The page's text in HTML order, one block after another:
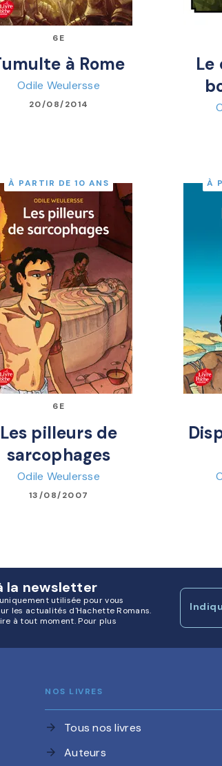
6E
à Rome
Odile Weulersse
20/08/2014
Le
À PARTIR DE 10 ANS
6E
Les pilleurs de
sarcophages
Odile Weulersse
13/08/2007
À
la newsletter
utilisée pour vous
les actualités d'Hachette Romans.
à tout moment. Pour plus
NOS LIVRES
arrow_forward Tous nos livres
arrow_forward Auteurs